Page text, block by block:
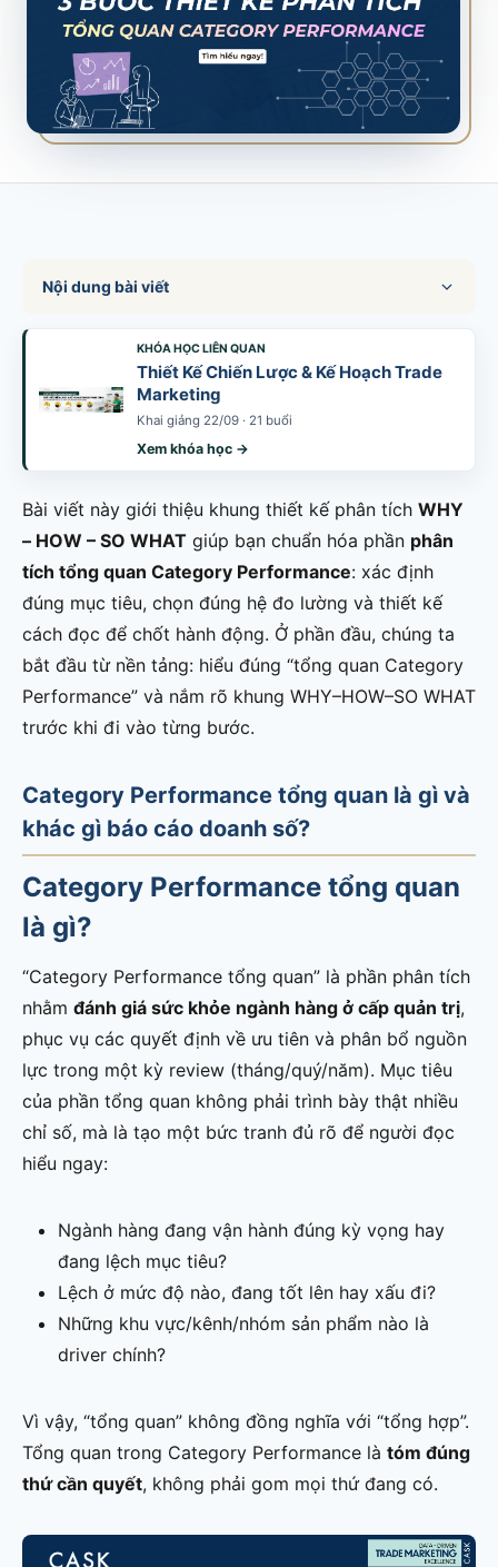
SALES & DISTRIBUTION
Modern Trade Key Account Management
Quản trị khách hàng trọng điểm kênh hiện đại
Chiến lược kênh thương mại điện tử
Nội dung bài viết
KHÓA HỌC LIÊN QUAN
Thiết Kế Chiến Lược & Kế Hoạch Trade
Marketing
Khai giảng 22/09 · 21 buổi
Xem khóa học →
Bài viết này giới thiệu khung thiết kế phân tích WHY
– HOW – SO WHAT giúp bạn chuẩn hóa phần phân
tích tổng quan Category Performance: xác định
đúng mục tiêu, chọn đúng hệ đo lường và thiết kế
cách đọc để chốt hành động. Ở phần đầu, chúng ta
bắt đầu từ nền tảng: hiểu đúng “tổng quan Category
Performance” và nắm rõ khung WHY–HOW–SO WHAT
trước khi đi vào từng bước.
Category Performance tổng quan là gì và
khác gì báo cáo doanh số?
Category Performance tổng quan
là gì?
“Category Performance tổng quan” là phần phân tích
nhằm đánh giá sức khỏe ngành hàng ở cấp quản trị,
phục vụ các quyết định về ưu tiên và phân bổ nguồn
lực trong một kỳ review (tháng/quý/năm). Mục tiêu
của phần tổng quan không phải trình bày thật nhiều
chỉ số, mà là tạo một bức tranh đủ rõ để người đọc
hiểu ngay:
Ngành hàng đang vận hành đúng kỳ vọng hay
đang lệch mục tiêu?
Lệch ở mức độ nào, đang tốt lên hay xấu đi?
Những khu vực/kênh/nhóm sản phẩm nào là
driver chính?
Vì vậy, “tổng quan” không đồng nghĩa với “tổng hợp”.
Tổng quan trong Category Performance là tóm đúng
thứ cần quyết, không phải gom mọi thứ đang có.